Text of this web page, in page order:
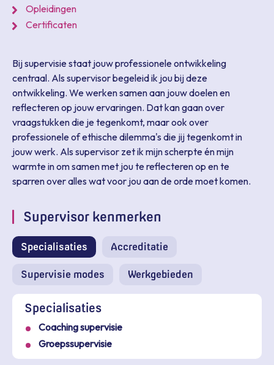
Opleidingen
Certificaten
Bij supervisie staat jouw professionele ontwikkeling
centraal. Als supervisor begeleid ik jou bij deze
ontwikkeling. We werken samen aan jouw doelen en
reflecteren op jouw ervaringen. Dat kan gaan over
vraagstukken die je tegenkomt, maar ook over
professionele of ethische dilemma's die jij tegenkomt in
jouw werk. Als supervisor zet ik mijn scherpte én mijn
warmte in om samen met jou te reflecteren op en te
sparren over alles wat voor jou aan de orde moet komen.
Supervisor kenmerken
Specialisaties Accreditatie
Supervisie modes Werkgebieden
Specialisaties
Coaching supervisie
Groepssupervisie